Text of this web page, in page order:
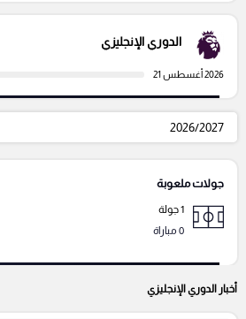
الدوري الإنجليزي
2026/2027
2026 أغسطس 21
جولات ملعوبة
1 جولة
0 مباراة
أخبار الدوري الإنجليزي